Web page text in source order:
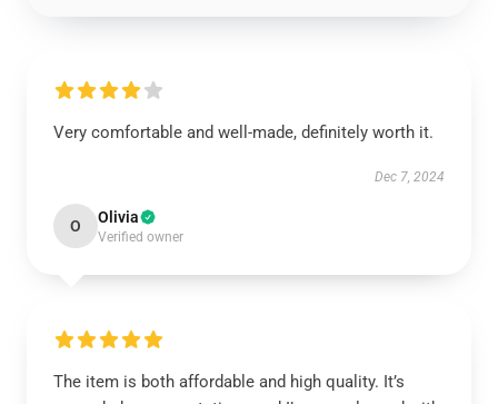
Very comfortable and well-made, definitely worth it.
Dec 7, 2024
O Olivia
Verified owner
The item is both affordable and high quality. It’s